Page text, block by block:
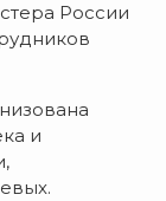
России
и